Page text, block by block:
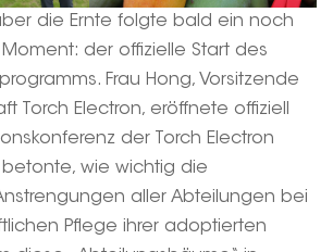
die Ernte folgte bald ein noch
der offizielle Start des
Frau Hong, Vorsitzende
Torch Electron, eröffnete offiziell
der Torch Electron
betonte, wie wichtig die
aller Abteilungen bei
Pflege ihrer adoptierten